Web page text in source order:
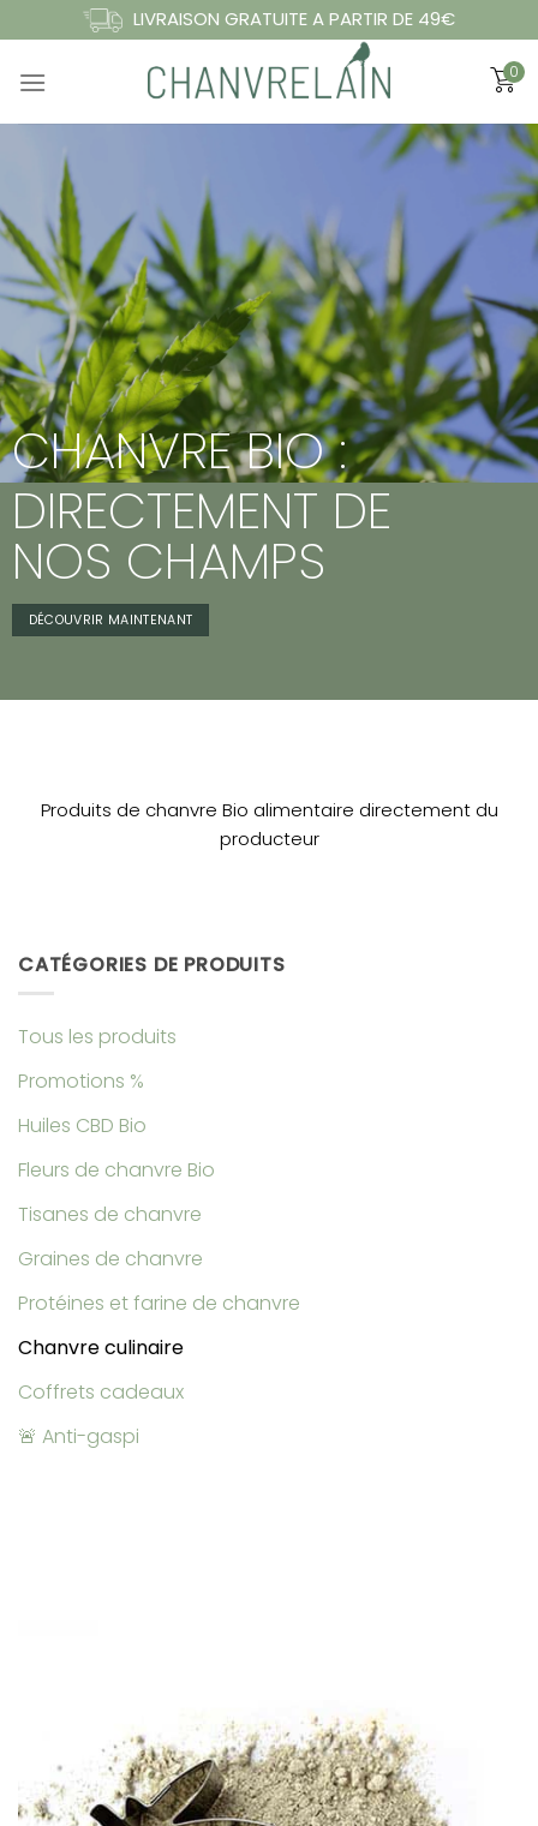
au
contenu
LIVRAISON GRATUITE A PARTIR DE 49€
0
CHANVRE BIO :
DIRECTEMENT DE
NOS CHAMPS
DÉCOUVRIR MAINTENANT
Produits de chanvre Bio alimentaire directement du
producteur
CATÉGORIES DE PRODUITS
Tous les produits
Promotions %
Huiles CBD Bio
Fleurs de chanvre Bio
Tisanes de chanvre
Graines de chanvre
Protéines et farine de chanvre
Chanvre culinaire
Coffrets cadeaux
🚨 Anti-gaspi